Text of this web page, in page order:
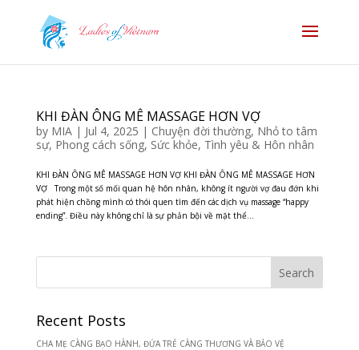
KHI ĐÀN ÔNG MÊ MASSAGE HƠN VỢ
by MIA| Jul 4, 2025 | Chuyện đời thường, Nhỏ to tâm
sự, Phong cách sống, Sức khỏe, Tình yêu & Hôn nhân
KHI ĐÀN ÔNG MÊ MASSAGE HƠN VỢ KHI ĐÀN ÔNG MÊ MASSAGE HƠN
VỢ Trong một số mối quan hệ hôn nhân, không ít người vợ đau đớn khi
phát hiện chồng mình có thói quen tìm đến các dịch vụ massage “happy
ending”. Điều này không chỉ là sự phản bội về mặt thể...
Recent Posts
CHA MẸ CÀNG BẠO HÀNH, ĐỨA TRẺ CÀNG THƯƠNG VÀ BẢO VỆ